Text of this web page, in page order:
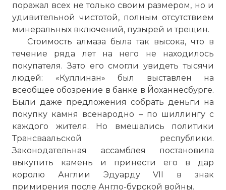
поражал всех не только своим размером, но и
удивительной чистотой, полным отсутствием
минеральных включений, пузырей и трещин.
Стоимость алмаза была так высока, что в
течение ряда лет на него не находилось
покупателя. Зато его смогли увидеть тысячи
людей: «Куллинан» был выставлен на
всеобщее обозрение в банке в Йоханнесбурге.
Были даже предложения собрать деньги на
покупку камня всенародно – по шиллингу с
каждого жителя. Но вмешались политики
Трансваальской республики.
Законодательная ассамблея постановила
выкупить камень и принести его в дар
королю Англии Эдуарду VII в знак
примирения после Англо-бурской войны.